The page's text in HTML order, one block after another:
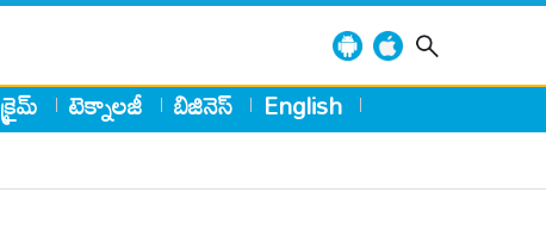
క్రైమ్ టెక్నాలజీ బిజినెస్ English